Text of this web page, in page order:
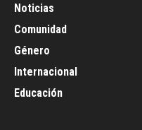
Noticias
Comunidad
Género
Internacional
Educación